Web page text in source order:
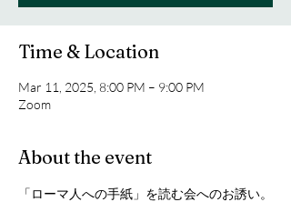
Time & Location
Mar 11, 2025, 8:00 PM – 9:00 PM
Zoom
About the event
「ローマ人への手紙」を読む会へのお誘い。